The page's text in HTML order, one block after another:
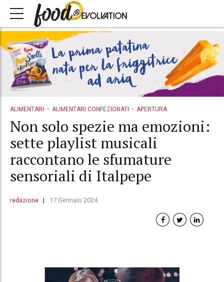
ALIMENTARI ALIMENTARI CONFEZIONATI APERTURA
Non solo spezie ma emozioni:
sette playlist musicali
raccontano le sfumature
sensoriali di Italpepe
redazione 17 Gennaio 2024